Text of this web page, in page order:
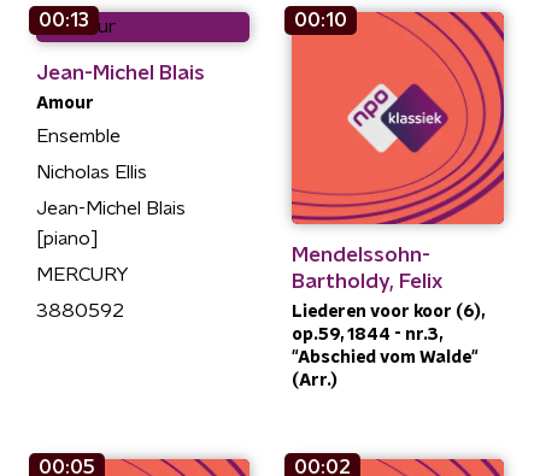
00:13
Jean-Michel Blais
Amour
Ensemble
Nicholas Ellis
Jean-Michel Blais
[piano]
MERCURY
3880592
00:10
Mendelssohn-
Bartholdy, Felix
Liederen voor koor (6),
op.59, 1844 - nr.3,
"Abschied vom Walde"
(Arr.)
00:05 00:02